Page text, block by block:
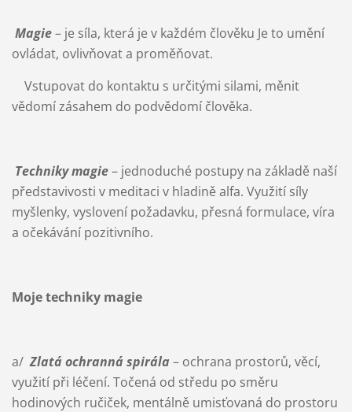
Magie– je síla, která je v každém člověku Je to umění
ovládat, ovlivňovat a proměňovat.
Vstupovat do kontaktu s určitými silami, měnit
vědomí zásahem do podvědomí člověka.
Techniky magie– jednoduché postupy na základě naší
představivosti v meditaci v hladině alfa. Využití síly
myšlenky, vyslovení požadavku, přesná formulace, víra
a očekávání pozitivního.
Moje techniky magie
a/Zlatá ochranná spirála – ochrana prostorů, věcí,
využití při léčení. Točená od středu po směru
hodinových ručiček, mentálně umisťovaná do prostoru